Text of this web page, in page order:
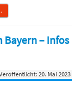
Bayern – Infos
20. Mai 2023